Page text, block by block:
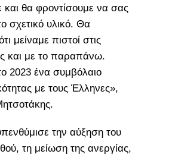
και θα φροντίσουμε να σας
σχετικό υλικό. Θα
μείναμε πιστοί στις
και με το παραπάνω.
2023 ένα συμβόλαιο
με τους Έλληνες»,
την αύξηση του
τη μείωση της ανεργίας,